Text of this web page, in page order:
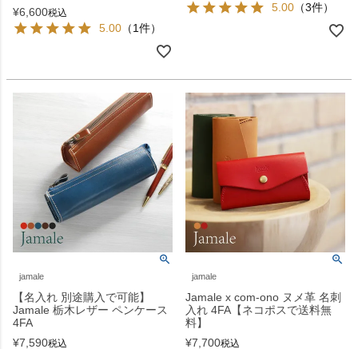
¥6,600税込
5.00 （1件）
5.00 （3件）
jamale
【名入れ 別途購入で可能】
Jamale 栃木レザー ペンケース
4FA
¥7,590税込
jamale
Jamale x com-ono ヌメ革 名刺
入れ 4FA【ネコポスで送料無
料】
¥7,700税込